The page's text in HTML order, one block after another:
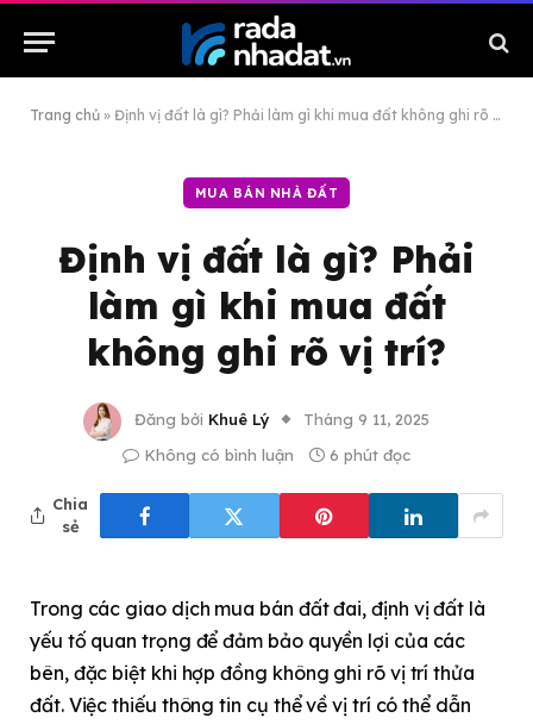
Trang chủ » Định vị đất là gì? Phải làm gì khi mua đất không ghi rõ vị trí?
MUA BÁN NHÀ ĐẤT
Định vị đất là gì? Phải
làm gì khi mua đất
không ghi rõ vị trí?
Đăng bởi Khuê Lý
Tháng 9 11, 2025
Không có bình luận
6 phút đọc
Chia
sẻ
Trong các giao dịch mua bán đất đai, định vị đất là
yếu tố quan trọng để đảm bảo quyền lợi của các
bên, đặc biệt khi hợp đồng không ghi rõ vị trí thửa
đất. Việc thiếu thông tin cụ thể về vị trí có thể dẫn